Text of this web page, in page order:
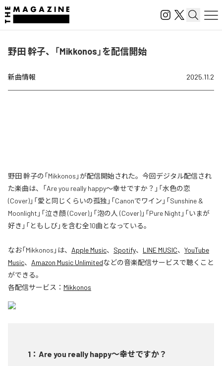
野田 幹子、「Mikkonos」を配信開始
新曲情報 2025.11.2
野田 幹子の「Mikkonos」が配信開始された。今回デジタル配信され
た楽曲は、「Are you really happy～幸せですか？」「水色の恋
(Cover)」「愛と同じくらいの孤独」「Canonでワイン」「Sunshine &
Moonlight」「泣き顔 (Cover)」「泡の人 (Cover)」「Pure Night」「いまが
好き」「ともしび」を含む全10曲となっている。
なお「Mikkonos 」は、 Apple Music、 Spotify、 LINE MUSIC、 YouTube
Music、 Amazon Music Unlimitedなどの音楽配信サービスで聴くこと
ができる。
各配信サービス： Mikkonos
1 ： Are you really happy～幸せですか？